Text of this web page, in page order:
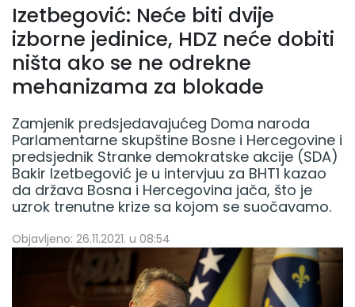
Izetbegović: Neće biti dvije
izborne jedinice, HDZ neće dobiti
ništa ako se ne odrekne
mehanizama za blokade
Zamjenik predsjedavajućeg Doma naroda
Parlamentarne skupštine Bosne i Hercegovine i
predsjednik Stranke demokratske akcije (SDA)
Bakir Izetbegović je u intervjuu za BHT1 kazao
da država Bosna i Hercegovina jača, što je
uzrok trenutne krize sa kojom se suočavamo.
Objavljeno: 26.11.2021. u 08:54